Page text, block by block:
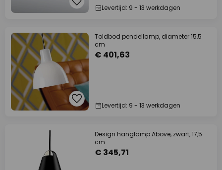
Levertijd: 9 - 13 werkdagen
Toldbod pendellamp, diameter 15,5
cm
€ 401,63
Levertijd: 9 - 13 werkdagen
Design hanglamp Above, zwart, 17,5
cm
€ 345,71